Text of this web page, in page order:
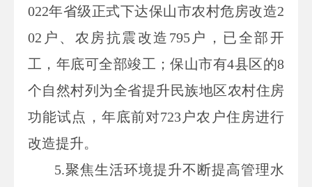
022年省级正式下达保山市农村危房改造2
02 户、农房抗震改造 795户，已全部开
工，年底可全部竣工；保山市有4县区的8
个自然村列为全省提升民族地区农村住房
功能试点，年底前对723 户农户住房进行
改造提升。
5.聚焦生活环境提升不断提高管理水